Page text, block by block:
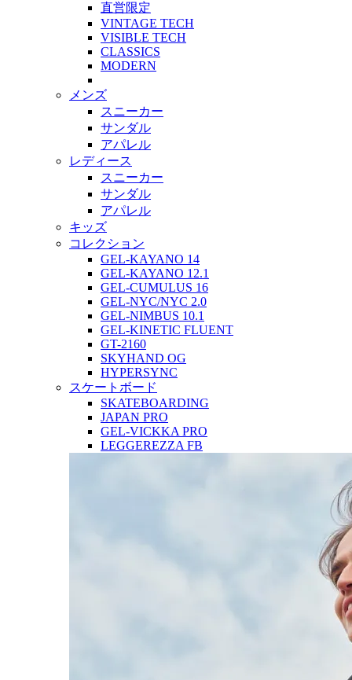
直営限定
VINTAGE TECH
VISIBLE TECH
CLASSICS
MODERN
メンズ
スニーカー
サンダル
アパレル
レディース
スニーカー
サンダル
アパレル
キッズ
コレクション
GEL-KAYANO 14
GEL-KAYANO 12.1
GEL-CUMULUS 16
GEL-NYC/NYC 2.0
GEL-NIMBUS 10.1
GEL-KINETIC FLUENT
GT-2160
SKYHAND OG
HYPERSYNC
スケートボード
SKATEBOARDING
JAPAN PRO
GEL-VICKKA PRO
LEGGEREZZA FB